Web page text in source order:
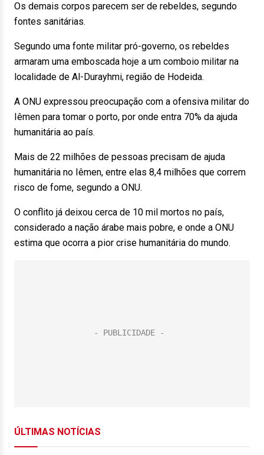
Os demais corpos parecem ser de rebeldes, segundo
fontes sanitárias.
Segundo uma fonte militar pró-governo, os rebeldes
armaram uma emboscada hoje a um comboio militar na
localidade de Al-Durayhmi, região de Hodeida.
A ONU expressou preocupação com a ofensiva militar do
Iêmen para tomar o porto, por onde entra 70% da ajuda
humanitária ao país.
Mais de 22 milhões de pessoas precisam de ajuda
humanitária no Iêmen, entre elas 8,4 milhões que correm
risco de fome, segundo a ONU.
O conflito já deixou cerca de 10 mil mortos no país,
considerado a nação árabe mais pobre, e onde a ONU
estima que ocorra a pior crise humanitária do mundo.